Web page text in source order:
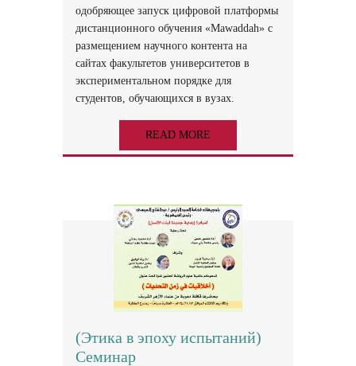
одобряющее запуск цифровой платформы
дистанционного обучения «Mawaddah» с
размещением научного контента на
сайтах факультетов университетов в
экспериментальном порядке для
студентов, обучающихся в вузах.
READ MORE
(Этика в эпоху испытаний)
Семинар